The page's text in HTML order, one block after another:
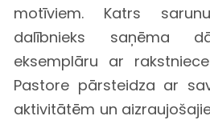
motīviem. Katrs
dalībnieks saņēma
eksemplāru ar
Pastore pārsteidza ar
aktivitātēm un